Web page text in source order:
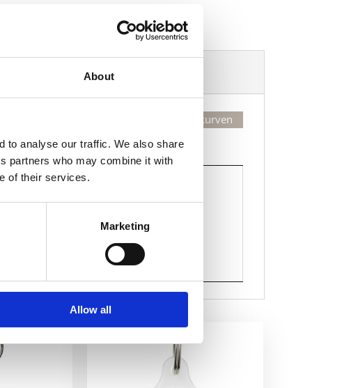
About
to analyse our traffic. We also share
partners who may combine it with
of their services.
Marketing
Allow all
Dekorasjonsalternativer
Legg valgte i handlekurven
Kjøp
Legg til i handlekurven